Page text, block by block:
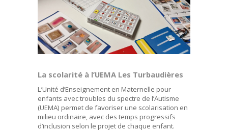
La scolarité à l’UEMA Les Turbaudières
L’Unité d’Enseignement en Maternelle pour
enfants avec troubles du spectre de l’Autisme
(UEMA) permet de favoriser une scolarisation en
milieu ordinaire, avec des temps progressifs
d’inclusion selon le projet de chaque enfant.